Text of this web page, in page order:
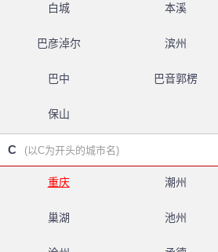
白城 本溪
巴彦淖尔 滨州
巴中 巴音郭楞
保山
C (以C为开头的城市名)
重庆 潮州
巢湖 池州